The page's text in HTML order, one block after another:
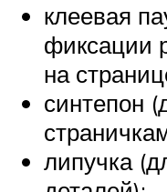
клеевая
фиксации
на
синтепон
липучка